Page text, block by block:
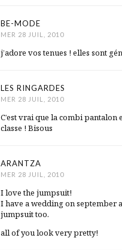
BE-MODE
MER 28 JUIL, 2010
j’adore vos tenues ! elles sont
LES RINGARDES
MER 28 JUIL, 2010
C’est vrai que la combi pantalon
classe ! Bisous
ARANTZA
MER 28 JUIL, 2010
I love the jumpsuit!
I have a wedding on september
jumpsuit too.
all of you look very pretty!